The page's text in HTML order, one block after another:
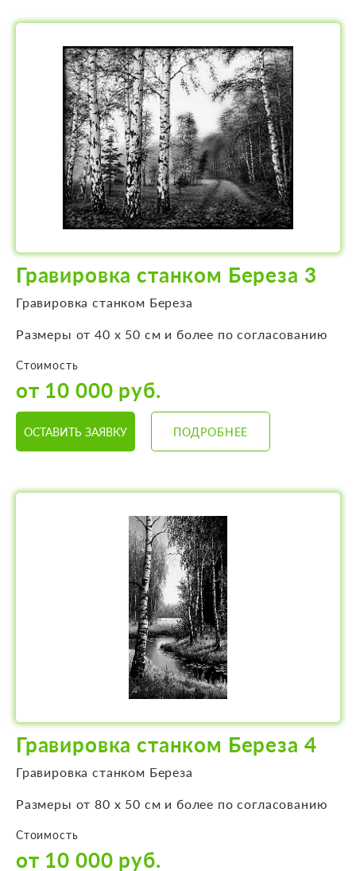
Гравировка станком Береза 3
Гравировка станком Береза
Размеры от 40 х 50 см и более по согласованию
Стоимость
от 10 000 руб.
ОСТАВИТЬ ЗАЯВКУ ПОДРОБНЕЕ
Гравировка станком Береза 4
Гравировка станком Береза
Размеры от 80 х 50 см и более по согласованию
Стоимость
от 10 000 руб.